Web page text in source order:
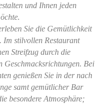
und Ihnen jeden
Sie die Gemütlichkeit
Im stilvollen Restaurant
Streifzug durch die
Geschmacksrichtungen. Bei
genießen Sie in der nach
samt gemütlicher Bar
besondere Atmosphäre;